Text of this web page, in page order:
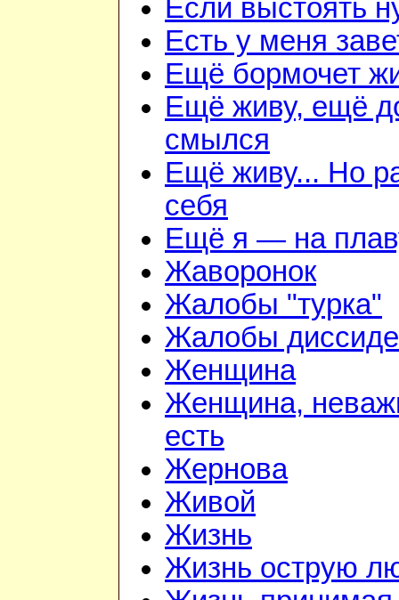
Если выстоять
Есть у меня
Ещё бормочет
Ещё живу, ещё
смылся
Ещё живу... Но
себя
Ещё я — на
Жаворонок
Жалобы "турка"
Жалобы
Женщина
Женщина,
есть
Жернова
Живой
Жизнь
Жизнь острую